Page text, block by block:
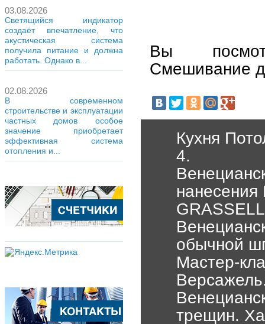
03.08.2026
Светящийся индикатор
создаёт впечатление, что
акустическая система
получила питание и должна
работать. Однако в...
02.08.2026
В современном
строительстве и эксплуатации
частных домов особое
значение приобретает
эффективная система
отопления и...
Вы
Смешивание
Кухня
4.
нанесения
обычной
Мастер-
трещин.